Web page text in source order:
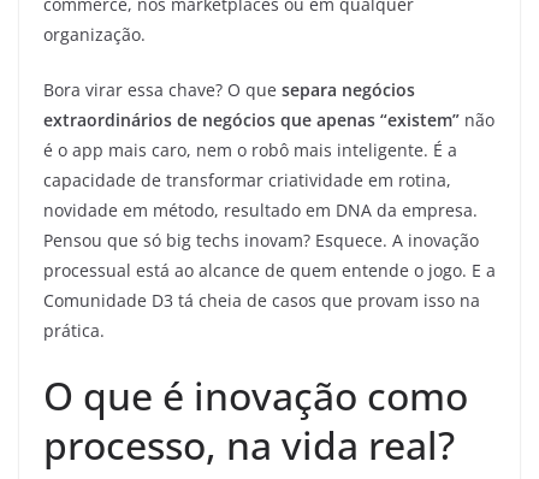
organização.
Bora virar essa chave? O que separa negócios
extraordinários de negócios que apenas “existem” não
é o app mais caro, nem o robô mais inteligente. É a
capacidade de transformar criatividade em rotina,
novidade em método, resultado em DNA da empresa.
Pensou que só big techs inovam? Esquece. A inovação
processual está ao alcance de quem entende o jogo. E a
Comunidade D3 tá cheia de casos que provam isso na
prática.
O que é inovação como
processo, na vida real?